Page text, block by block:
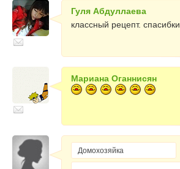
Гуля Абдуллаева
классный рецепт. спасибки
Мариана Оганнисян